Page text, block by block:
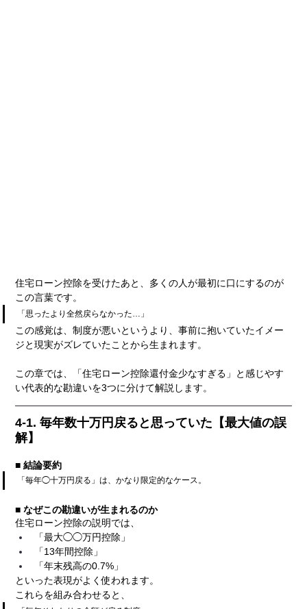
住宅ローン控除を受けたあと、多くの人が最初に口にするのが
この言葉です。
「思ったより全然戻らなかった…」
この感覚は、制度が悪いというより、事前に抱いていたイメー
ジと現実がズレていたことから生まれます。
この章では、「住宅ローン控除還付金少なすぎる」と感じやす
い代表的な勘違いを3つに分けて解説します。
4-1. 毎年数十万円戻ると思っていた【最大値の誤
解】
■ 結論要約
「毎年◯十万円戻る」は、かなり限定的なケース。
■ なぜこの勘違いが生まれるのか
住宅ローン控除の説明では、
「最大◯◯万円控除」
「13年間控除」
「年末残高の0.7%」
といった表現がよく使われます。
これらを組み合わせると、